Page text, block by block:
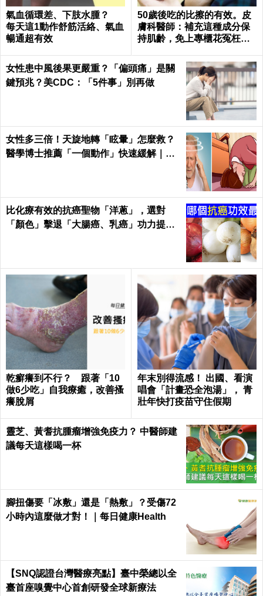
氣血循環差、下肢水腫？
每天這1動作舒筋活絡、氣血
暢通超有效
50歲後吃的比擦的有效。皮
膚科醫師：補充這種成分保
持肌齡，免上專櫃花冤枉錢
女性患中風後果更嚴重？「偏頭痛」是關
鍵預兆？美CDC：「5件事」別再做
女性多三倍！天旋地轉「眩暈」怎麼救？
醫學博士推薦「一個動作」快速緩解｜每
比化療有效的抗癌聖物「洋蔥」，選對
「顏色」擊退「大腸癌、乳癌」功力提升1
乾癬癢到不行？ 跟著「10
做6少吃」自我療癒，改善搔
癢脫屑
年末別得流感！ 出國、看演
唱會「計畫恐全泡湯」， 青
壯年快打疫苗守住假期
靈芝、黃耆抗腫瘤增強免疫力？ 中醫師建
議每天這樣喝一杯
腳扭傷要「冰敷」還是「熱敷」？受傷72
小時內這麼做才對！｜每日健康Health
【SNQ認證台灣醫療亮點】臺中榮總以全
臺首座嗅覺中心首創研發全球新療法